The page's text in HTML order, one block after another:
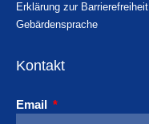
Erklärung zur Barrierefreiheit
Gebärdensprache
Kontakt
Email